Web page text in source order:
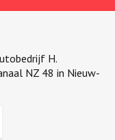
NZ 48 in Nieuw-